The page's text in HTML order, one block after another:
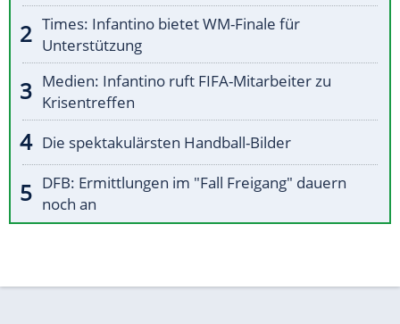
Times: Infantino bietet WM-Finale für
Unterstützung
Medien: Infantino ruft FIFA-Mitarbeiter zu
Krisentreffen
Die spektakulärsten Handball-Bilder
DFB: Ermittlungen im "Fall Freigang" dauern
noch an